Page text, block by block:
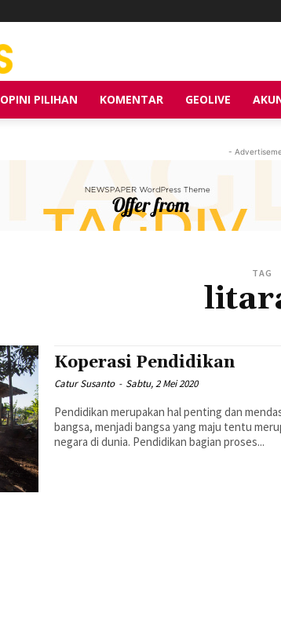
OPINI PILIHAN KOMENTAR GEOLIVE
-
TAG
Koperasi Pendidikan
Catur Susanto - Sabtu, 2 Mei 2020
Pendidikan merupakan hal penting dan
bangsa, menjadi bangsa yang maju tentu
negara di dunia. Pendidikan bagian proses...